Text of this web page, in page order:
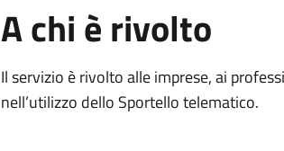
A chi è rivolto
Il servizio è rivolto alle imprese, ai
nell’utilizzo dello Sportello telematico.